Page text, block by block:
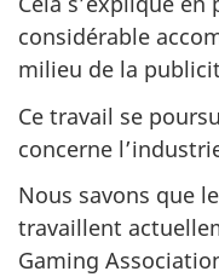
considérable
milieu de la
Ce travail se
concerne
Nous savons que
travaillent
Gaming